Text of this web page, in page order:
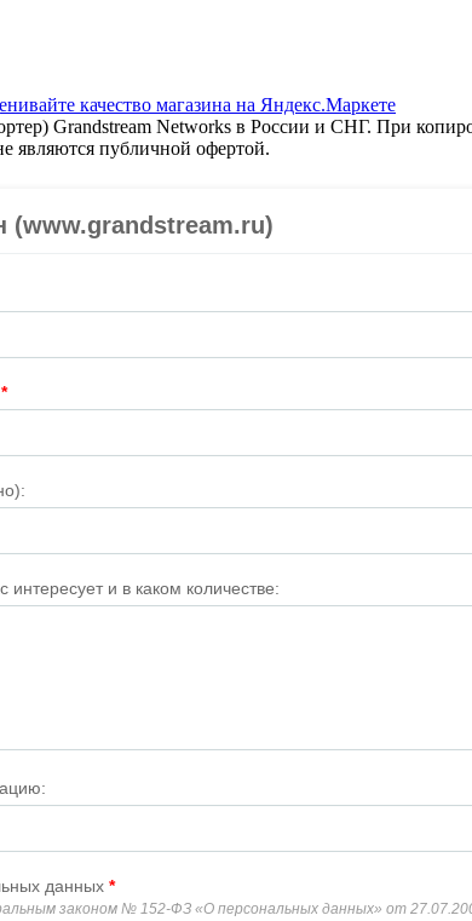
Grandstream Networks в России и СНГ. При
являются публичной офертой.